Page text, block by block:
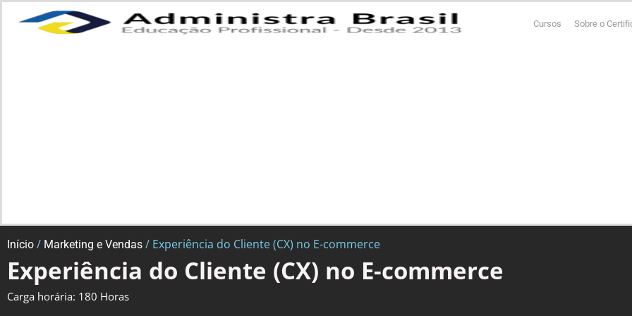
Cursos Sobre o
Início / Marketing e Vendas / Experiência do Cliente (CX) no E-commerce
Experiência do Cliente (CX) no E-commerce
Carga horária: 180 Horas